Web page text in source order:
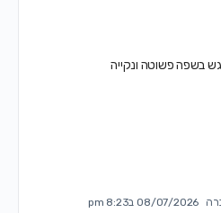
בשפה פשוטה ונקייה
08/07/2026 ב8:23 pm